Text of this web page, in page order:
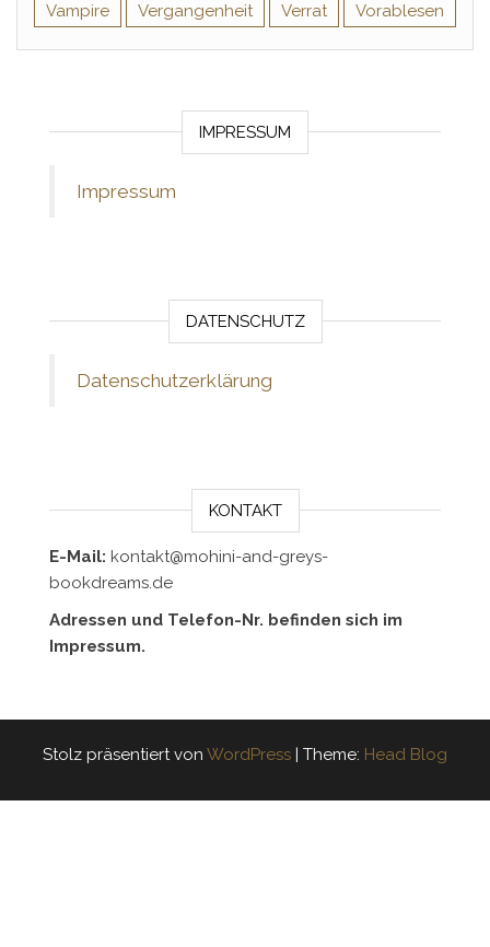
Vampire
Vergangenheit Verrat Vorablesen
IMPRESSUM
Impressum
DATENSCHUTZ
Datenschutzerklärung
KONTAKT
E-Mail: kontakt@mohini-and-greys-
bookdreams.de
Adressen und Telefon-Nr. befinden sich im
Impressum.
Stolz präsentiert von WordPress | Theme: Head Blog